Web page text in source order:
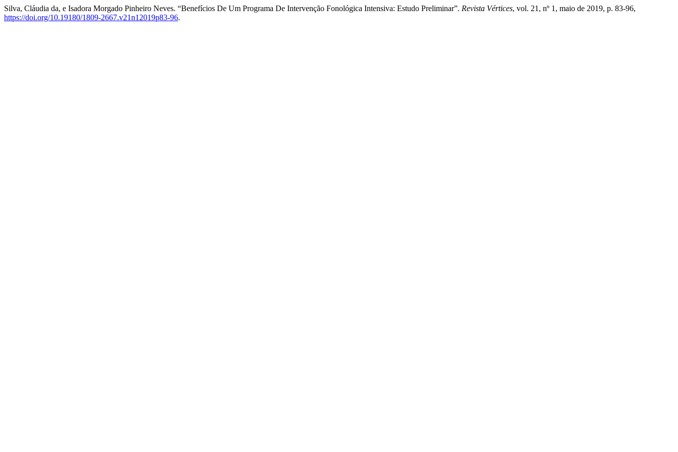
Silva, Cláudia da, e Isadora Morgado Pinheiro Neves. “Benefícios De Um Programa De Intervenção Fonológica Intensiva: Estudo Preliminar”. Revista Vértices, vol. 21, nº 1, maio de 2019, p. 83-96,
https://doi.org/10.19180/1809-2667.v21n12019p83-96.